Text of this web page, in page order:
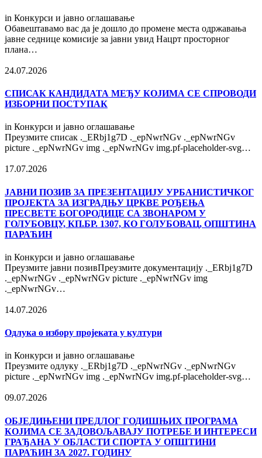
in Конкурси и јавно оглашавање
Обавештавамо вас да је дошло до промене места одржавања
јавне седнице комисије за јавни увид Нацрт просторног
плана…
24.07.2026
СПИСАК КАНДИДАТА МЕЂУ КОЈИМА СЕ СПРОВОДИ
ИЗБОРНИ ПОСТУПАК
in Конкурси и јавно оглашавање
Преузмите списак ._ERbj1g7D ._epNwrNGv ._epNwrNGv
picture ._epNwrNGv img ._epNwrNGv img.pf-placeholder-svg…
17.07.2026
ЈАВНИ ПОЗИВ ЗА ПРЕЗЕНТАЦИЈУ УРБАНИСТИЧКОГ
ПРОЈЕКТА ЗА ИЗГРАДЊУ ЦРКВЕ РОЂЕЊА
ПРЕСВЕТЕ БОГОРОДИЦЕ СА ЗВОНАРОМ У
ГОЛУБОВЦУ, КП.БР. 1307, КО ГОЛУБОВАЦ, ОПШТИНА
ПАРАЋИН
in Конкурси и јавно оглашавање
Преузмите јавни позивПреузмите документацију ._ERbj1g7D
._epNwrNGv ._epNwrNGv picture ._epNwrNGv img
._epNwrNGv…
14.07.2026
Одлука о избору пројеката у култури
in Конкурси и јавно оглашавање
Преузмите одлуку ._ERbj1g7D ._epNwrNGv ._epNwrNGv
picture ._epNwrNGv img ._epNwrNGv img.pf-placeholder-svg…
09.07.2026
OБЈЕДИЊЕНИ ПРЕДЛОГ ГОДИШЊИХ ПРОГРАМА
КОЈИМА СЕ ЗАДОВОЉАВАЈУ ПОТРЕБЕ И ИНТЕРЕСИ
ГРАЂАНА У ОБЛАСТИ СПОРТА У ОПШТИНИ
ПАРАЋИН ЗА 2027. ГОДИНУ